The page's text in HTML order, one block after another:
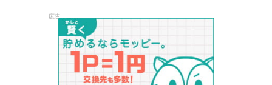
広告